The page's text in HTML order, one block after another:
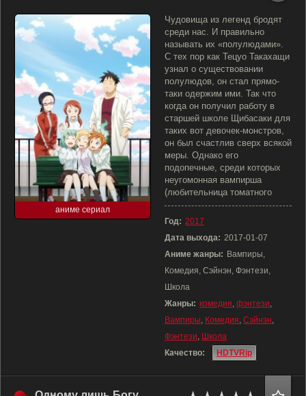
аниме сериал
Чудовища из легенд бродят
среди нас. И правильно
называть их «полулюдами».
С тех пор как Тецуо Такахащи
узнал о существовании
полулюдов, он стал прямо-
таки одержим ими. Так что
когда он получил работу в
старшей школе Щибасаки для
таких вот девочек-монстров,
он был счастлив сверх всякой
меры. Однако его
подопечные, среди которых
неугомонная вампирша
(любительница томатного
Год: 2017
Дата выхода: 2017-01-07
Аниме жанры: Вампиры,
Комедия, Сэйнэн, Фэнтези,
Школа
Жанры: комедия, фэнтези,
Вампиры, Комедия, Сэйнэн,
Фэнтези, Школа
Качество:
HDTVRip